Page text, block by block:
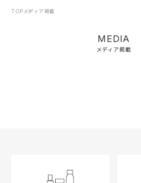
TOP メディア掲載
MEDIA
メディア掲載